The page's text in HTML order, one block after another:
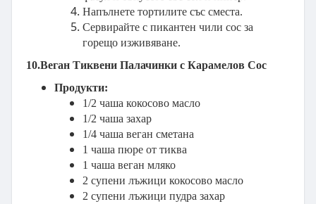
Напълнете тортилите със сместа.
Сервирайте с пикантен чили сос за
горещо изживяване.
10.Веган Тиквени Палачинки с Карамелов Сос
Продукти:
1/2 чаша кокосово масло
1/2 чаша захар
1/4 чаша веган сметана
1 чаша пюре от тиква
1 чаша веган мляко
2 супени лъжици кокосово масло
2 супени лъжици пудра захар